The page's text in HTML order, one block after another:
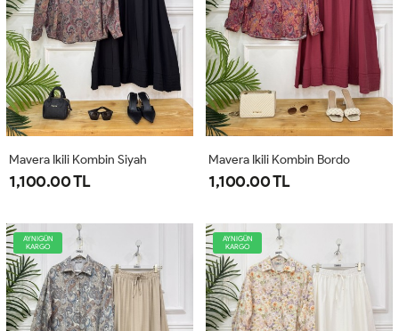
Mavera Ikili Kombin Siyah
1,100.00 TL
Mavera Ikili Kombin Bordo
1,100.00 TL
AYNIGÜN
KARGO
AYNIGÜN
KARGO